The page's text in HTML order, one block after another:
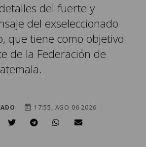
del fuerte y
del exseleccionado
que tiene como objetivo
de la Federación de
17:55, AGO 06 2026